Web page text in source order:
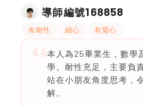
導師編號168858
有耐性 細心 有愛心
本人為25畢業生，數學
學。耐性充足，主要負
站在小朋友角度思考，
解。